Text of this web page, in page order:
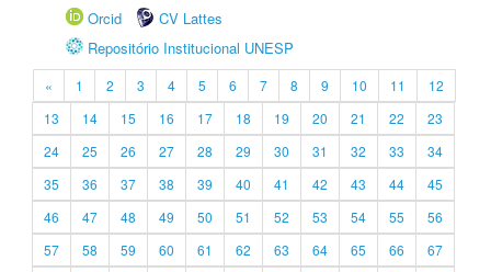
Orcid
CV Lattes
Repositório Institucional UNESP
« 1 2 3 4 5 6 7 8 9 10 11
12
13
14 15 16 17 18 19 20 21 22
23
24
25 26 27 28 29 30 31 32 33
34
35
36 37 38 39 40 41 42 43 44
45
46
47 48 49 50 51 52 53 54 55
56
57
58 59 60 61 62 63 64 65 66
67